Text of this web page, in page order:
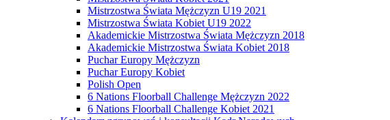
Mistrzostwa Świata Mężczyzn U19 2021
Mistrzostwa Świata Kobiet U19 2022
Akademickie Mistrzostwa Świata Mężczyzn 2018
Akademickie Mistrzostwa Świata Kobiet 2018
Puchar Europy Mężczyzn
Puchar Europy Kobiet
Polish Open
6 Nations Floorball Challenge Mężczyzn 2022
6 Nations Floorball Challenge Kobiet 2021